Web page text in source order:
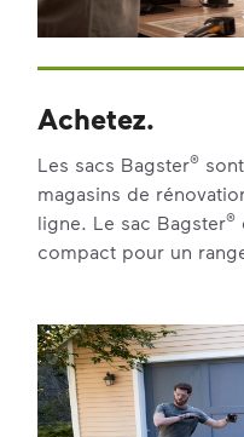
Achetez.
Les sacs Bagster®
magasins de
ligne. Le sac Bagster®
compact pour un